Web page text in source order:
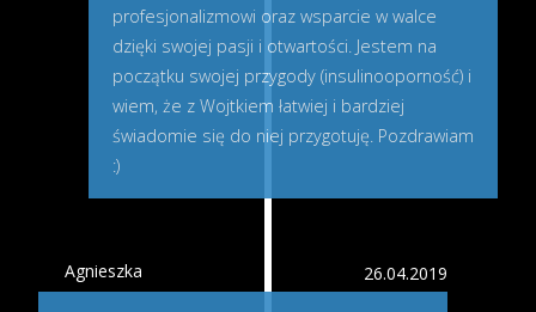
profesjonalizmowi oraz wsparcie w walce
dzięki swojej pasji i otwartości. Jestem na
początku swojej przygody (insulinooporność) i
wiem, że z Wojtkiem łatwiej i bardziej
świadomie się do niej przygotuję. Pozdrawiam
:)
Agnieszka 26.04.2019